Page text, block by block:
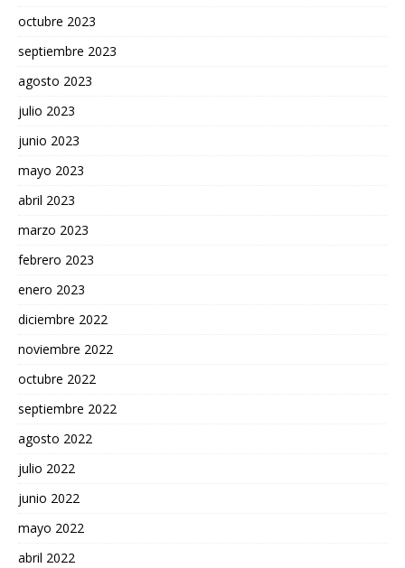
octubre 2023
septiembre 2023
agosto 2023
julio 2023
junio 2023
mayo 2023
abril 2023
marzo 2023
febrero 2023
enero 2023
diciembre 2022
noviembre 2022
octubre 2022
septiembre 2022
agosto 2022
julio 2022
junio 2022
mayo 2022
abril 2022